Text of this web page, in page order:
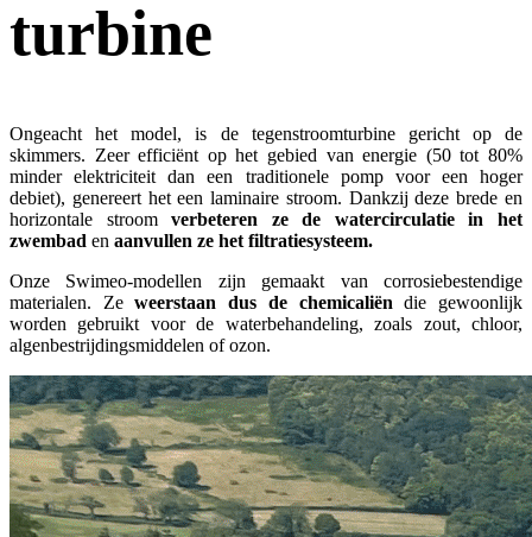
turbine
Ongeacht het model, is de tegenstroomturbine gericht op de
skimmers. Zeer efficiënt op het gebied van energie (50 tot 80%
minder elektriciteit dan een traditionele pomp voor een hoger
debiet), genereert het een laminaire stroom. Dankzij deze brede en
horizontale stroomverbeteren ze de watercirculatie in het
zwembad en aanvullen ze het filtratiesysteem.
Onze Swimeo-modellen zijn gemaakt van corrosiebestendige
materialen. Zeweerstaan dus de chemicaliën die gewoonlijk
worden gebruikt voor de waterbehandeling, zoals zout, chloor,
algenbestrijdingsmiddelen of ozon.